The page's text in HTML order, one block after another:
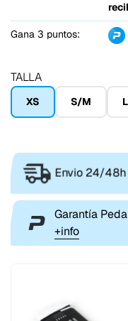
Gana 3 puntos:
TALLA
XS S/M
Envio 24/
Garantía
+info